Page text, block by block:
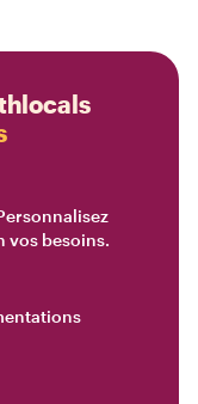
vos besoins.